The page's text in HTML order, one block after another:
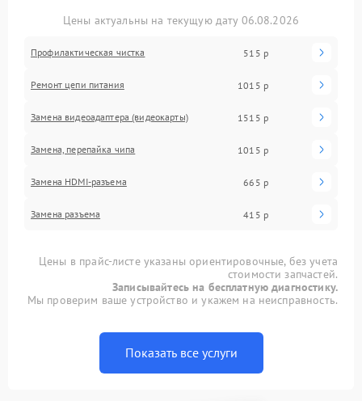
Цены актуальны на текущую дату 06.08.2026
Профилактическая чистка 515 р
Ремонт цепи питания 1015 р
Замена видеоадаптера (видеокарты) 1515 р
Замена, перепайка чипа 1015 р
Замена HDMI-разъема 665 р
Замена разъема 415 р
Цены в прайс-листе указаны ориентировочные, без учета
стоимости запчастей.
Записывайтесь на бесплатную диагностику.
Мы проверим ваше устройство и укажем на неисправность.
Показать все услуги